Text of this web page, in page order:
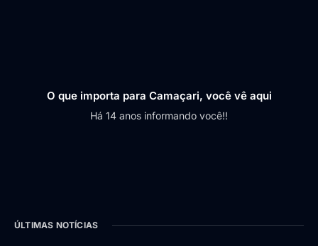
O que importa para Camaçari, você vê aqui
Há 14 anos informando você!!
ÚLTIMAS NOTÍCIAS